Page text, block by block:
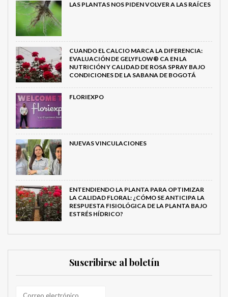
LAS PLANTAS NOS PIDEN VOLVER A LAS RAÍCES
CUANDO EL CALCIO MARCA LA DIFERENCIA:
EVALUACIÓN DE GELYFLOW® CA EN LA
NUTRICIÓN Y CALIDAD DE ROSA SPRAY BAJO
CONDICIONES DE LA SABANA DE BOGOTÁ
FLORIEXPO
NUEVAS VINCULACIONES
ENTENDIENDO LA PLANTA PARA OPTIMIZAR
LA CALIDAD FLORAL: ¿CÓMO SE ANTICIPA LA
RESPUESTA FISIOLÓGICA DE LA PLANTA BAJO
ESTRÉS HÍDRICO?
Suscribirse al boletín